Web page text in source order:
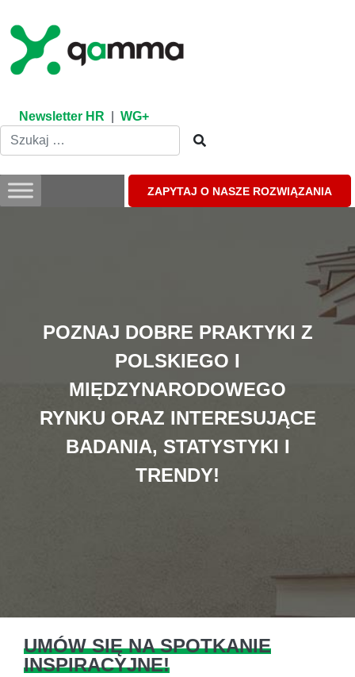
content
Newsletter HR WG+
ZAPYTAJ O NASZE ROZWIĄZANIA
POZNAJ DOBRE PRAKTYKI Z
POLSKIEGO I
MIĘDZYNARODOWEGO
RYNKU ORAZ INTERESUJĄCE
BADANIA, STATYSTYKI I
TRENDY!
UMÓW SIĘ NA SPOTKANIE
INSPIRACYJNE!